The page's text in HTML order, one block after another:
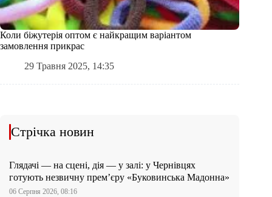
Коли біжутерія оптом є найкращим варіантом
замовлення прикрас
29 Травня 2025, 14:35
Стрічка новин
Глядачі — на сцені, дія — у залі: у Чернівцях
готують незвичну прем’єру «Буковинська Мадонна»
06 Серпня 2026, 08:16